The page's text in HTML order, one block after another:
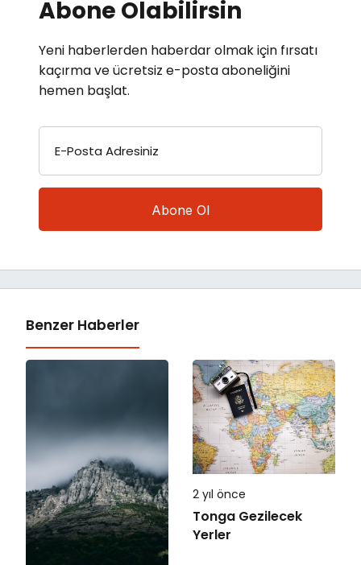
Abone Olabilirsin
Yeni haberlerden haberdar olmak için fırsatı
kaçırma ve ücretsiz e-posta aboneliğini
hemen başlat.
E-Posta Adresiniz
Benzer Haberler
2 yıl önce
Tonga Gezilecek
Yerler